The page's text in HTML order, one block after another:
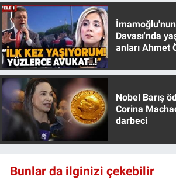
Davası'nda
anları Ahmet
Nobel Barış
Corina
darbeci
Bunlar da ilginizi çekebilir